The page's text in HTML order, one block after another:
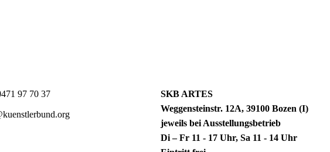
97 70 37
SKB ARTES
Weggensteinstr. 12A, 39100 Bozen (I)
jeweils bei Ausstellungsbetrieb
Di – Fr 11 - 17 Uhr, Sa 11 - 14 Uhr